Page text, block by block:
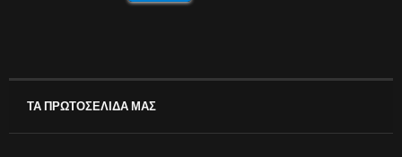
ΤΑ ΠΡΩΤΟΣΕΛΙΔΑ ΜΑΣ